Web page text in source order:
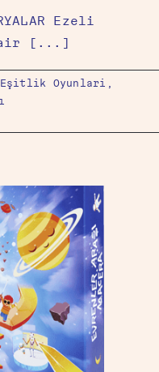
Ezeli
[...]
Eşitlik Oyunlari ,